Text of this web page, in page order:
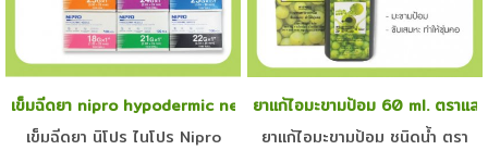
เข็มฉีดยา nipro hypodermic needle เบอร์ 18 เบอร์ 18 1 นิ้วครึ่ง
เข็มฉีดยา นิโปร ไนโปร Nipro
ยาแก้ไอมะขามป้อม 60 ml. ตราแส
ยาแก้ไอมะขามป้อม ชนิดน้ำ ตรา